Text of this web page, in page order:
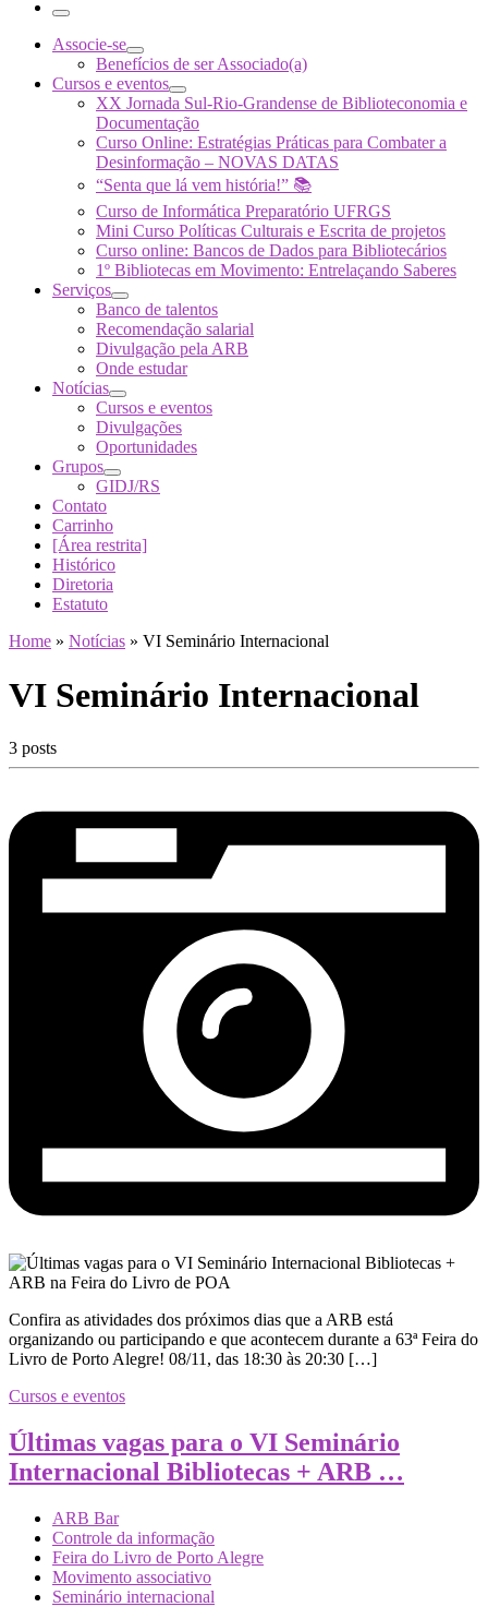
Menu
Associe-se
Benefícios de ser Associado(a)
Cursos e eventos
XX Jornada Sul-Rio-Grandense de Biblioteconomia e
Documentação
Curso Online: Estratégias Práticas para Combater a
Desinformação – NOVAS DATAS
“Senta que lá vem história!” 📚
Curso de Informática Preparatório UFRGS
Mini Curso Políticas Culturais e Escrita de projetos
Curso online: Bancos de Dados para Bibliotecários
1º Bibliotecas em Movimento: Entrelaçando Saberes
Serviços
Banco de talentos
Recomendação salarial
Divulgação pela ARB
Onde estudar
Notícias
Cursos e eventos
Divulgações
Oportunidades
Grupos
GIDJ/RS
Contato
Carrinho
[Área restrita]
Histórico
Diretoria
Estatuto
Home » Notícias » VI Seminário Internacional
VI Seminário Internacional
3 posts
Confira as atividades dos próximos dias que a ARB está
organizando ou participando e que acontecem durante a 63ª Feira do
Livro de Porto Alegre! 08/11, das 18:30 às 20:30 […]
Cursos e eventos
Últimas vagas para o VI Seminário
Internacional Bibliotecas + ARB …
ARB Bar
Controle da informação
Feira do Livro de Porto Alegre
Movimento associativo
Seminário internacional